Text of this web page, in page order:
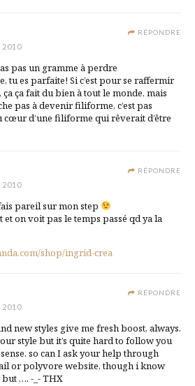
RÉPONDRE
2010
pas un gramme à perdre
tu es parfaite! Si c’est pour se raffermir
ça ça fait du bien à tout le monde, mais
pas à devenir filiforme, c’est pas
d’une filiforme qui rêverait d’être
RÉPONDRE
2010
pareil sur mon step
et on voit pas le temps passé qd ya la
shop/ingrid-crea
RÉPONDRE
2010
new styles give me fresh boost, always.
style but it’s quite hard to follow you
so can I ask your help through
or polyvore website, though i know
…. -_- THX